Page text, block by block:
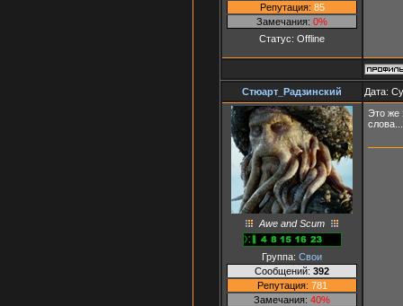
Репутация: 85
Замечания: 0%
Статус: Offline
Стюарт_Радзинский Дата:
Awe and Scum
Группа: Свои
Сообщений: 392
Репутация: 781
Замечания: 40%
Это же